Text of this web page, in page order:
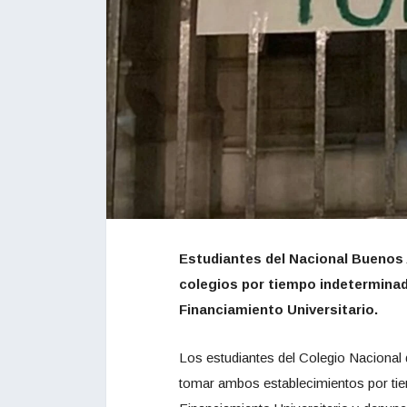
Estudiantes del Nacional
colegios por tiempo
Financiamiento Universitario.
Los estudiantes del Colegio
tomar ambos establecimientos por